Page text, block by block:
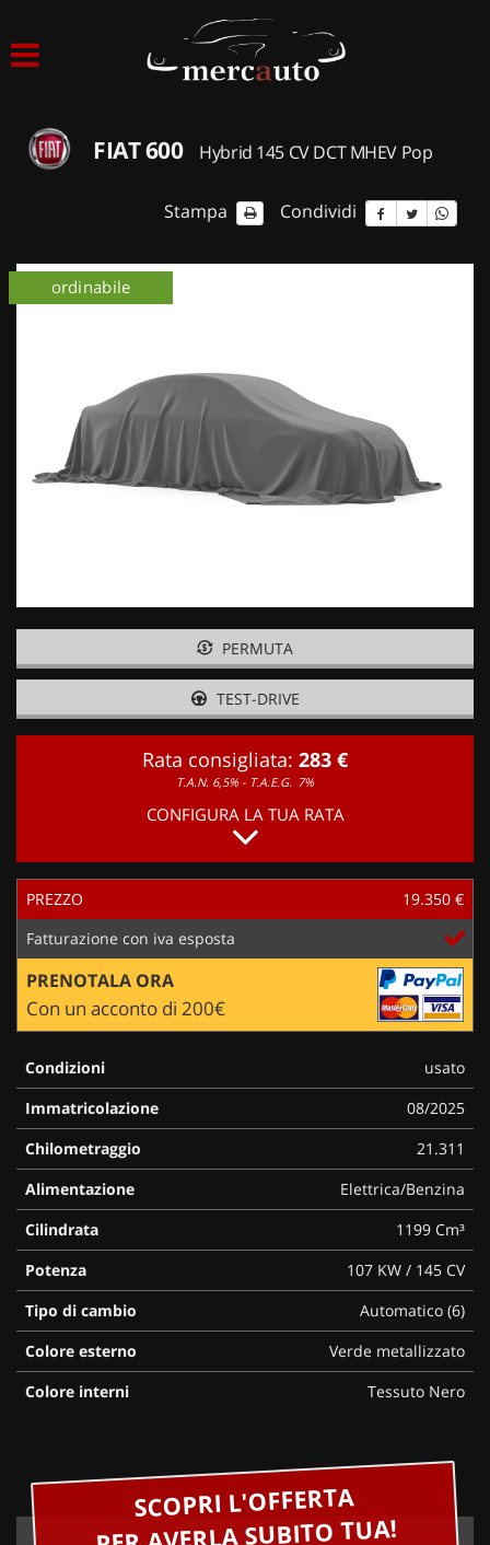
ACQUISTIAMO USATO
NOLEGGIO AUTO
NOLEGGIO BREVE TERMINE
CONTATTI
FIAT 600 Hybrid 145 CV DCT MHEV Pop
Stampa Condividi
ordinabile
PERMUTA
TEST-DRIVE
Rata consigliata: 283 €
T.A.N. 6,5% - T.A.E.G. 7%
CONFIGURA LA TUA RATA
PREZZO
19.350 €
Fatturazione con iva esposta
PRENOTALA ORA
Con un acconto di 200€
Condizioni
usato
Immatricolazione
08/2025
Chilometraggio
21.311
Alimentazione
Elettrica/Benzina
Cilindrata
1199 Cm³
Potenza
107 KW / 145 CV
Tipo di cambio
Automatico (6)
Colore esterno
Verde metallizzato
Colore interni
Tessuto Nero
SCOPRI L'OFFERTA
PER AVERLA SUBITO TUA!